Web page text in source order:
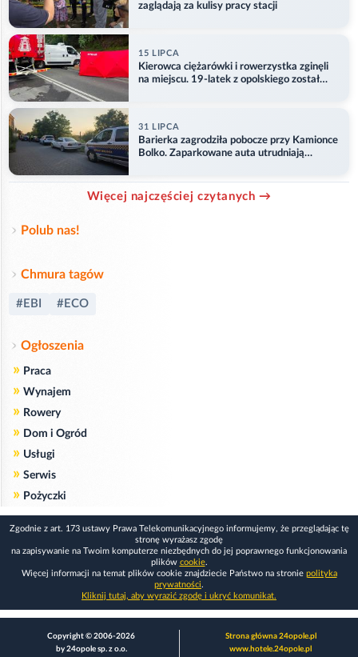
zaglądają za kulisy pracy stacji
15 LIPCA
Kierowca ciężarówki i rowerzystka zginęli
na miejscu. 19-latek z opolskiego został
31 LIPCA
Barierka zagrodziła pobocze przy Kamionce
Bolko. Zaparkowane auta utrudniają
Więcej najczęściej czytanych →
Polub nas!
Chmura tagów
#EBI #ECO
Ogłoszenia
» Praca
» Wynajem
» Rowery
» Dom i Ogród
» Usługi
» Serwis
» Pożyczki
Zgodnie z art. 173 ustawy Prawa Telekomunikacyjnego informujemy, że przeglądając tę
stronę wyrażasz zgodę
na zapisywanie na Twoim komputerze niezbędnych do jej poprawnego funkcjonowania
plików cookie.
Więcej informacji na temat plików cookie znajdziecie Państwo na stronie polityka
prywatności.
Kliknij tutaj, aby wyrazić zgodę i ukryć komunikat.
Copyright © 2006-2026
by 24opole sp. z o.o.
Strona główna 24opole.pl
www.hotele.24opole.pl